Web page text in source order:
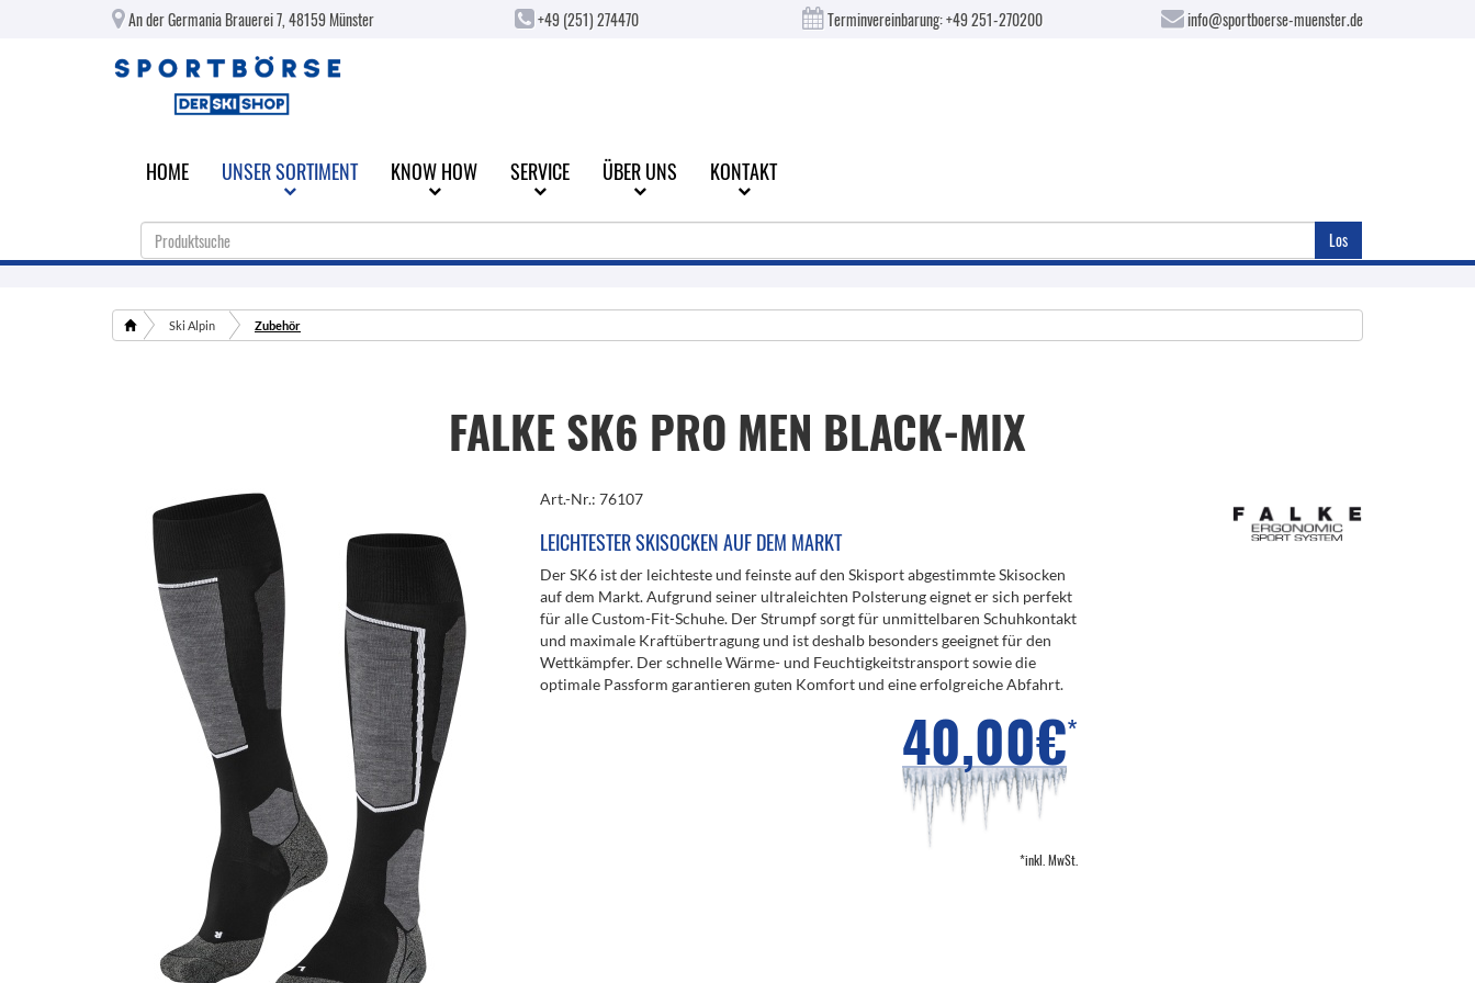
An der Germania Brauerei 7, 48159 Münster +49 (251) 274470 Terminvereinbarung:+49 251-270200 info@sportboerse-muenster.de
HOME UNSER SORTIMENT KNOW HOW SERVICE ÜBER UNS KONTAKT
Los
Ski Alpin Zubehör
FALKE SK6 PRO MEN BLACK-MIX
Art.-Nr.: 76107
LEICHTESTER SKISOCKEN AUF DEM MARKT
Der SK6 ist der leichteste und feinste auf den Skisport abgestimmte Skisocken
auf dem Markt. Aufgrund seiner ultraleichten Polsterung eignet er sich perfekt
für alle Custom-Fit-Schuhe. Der Strumpf sorgt für unmittelbaren Schuhkontakt
und maximale Kraftübertragung und ist deshalb besonders geeignet für den
Wettkämpfer. Der schnelle Wärme- und Feuchtigkeitstransport sowie die
optimale Passform garantieren guten Komfort und eine erfolgreiche Abfahrt.
40,00€*
*inkl. MwSt.